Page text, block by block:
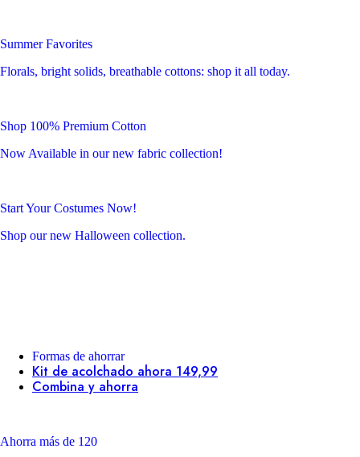
Summer Favorites
Florals, bright solids, breathable cottons: shop it all today.
Shop 100% Premium Cotton
Now Available in our new fabric collection!
Start Your Costumes Now!
Shop our new Halloween collection.
Formas de ahorrar
Kit de acolchado ahora 149,99
Combina y ahorra
Ahorra más de 120